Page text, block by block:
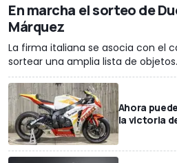
En marcha el sorteo de
Márquez
La firma italiana se asocia con el
sortear una amplia lista de objetos.
Ahora
la victoria